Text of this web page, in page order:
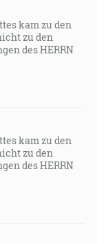
kam zu den
zu den
des HERRN
kam zu den
zu den
des HERRN